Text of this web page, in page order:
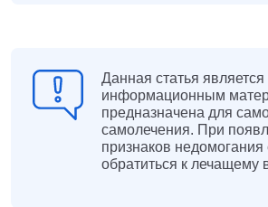
Данная статья является
информационным
предназначена для
самолечения. При
признаков недомогания
обратиться к лечащему